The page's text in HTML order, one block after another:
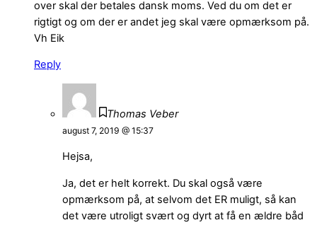
over skal der betales dansk moms. Ved du om det er
rigtigt og om der er andet jeg skal være opmærksom på.
Vh Eik
Reply
Thomas Veber
august 7, 2019 @ 15:37
Hejsa,
Ja, det er helt korrekt. Du skal også være
opmærksom på, at selvom det ER muligt, så kan
det være utroligt svært og dyrt at få en ældre båd